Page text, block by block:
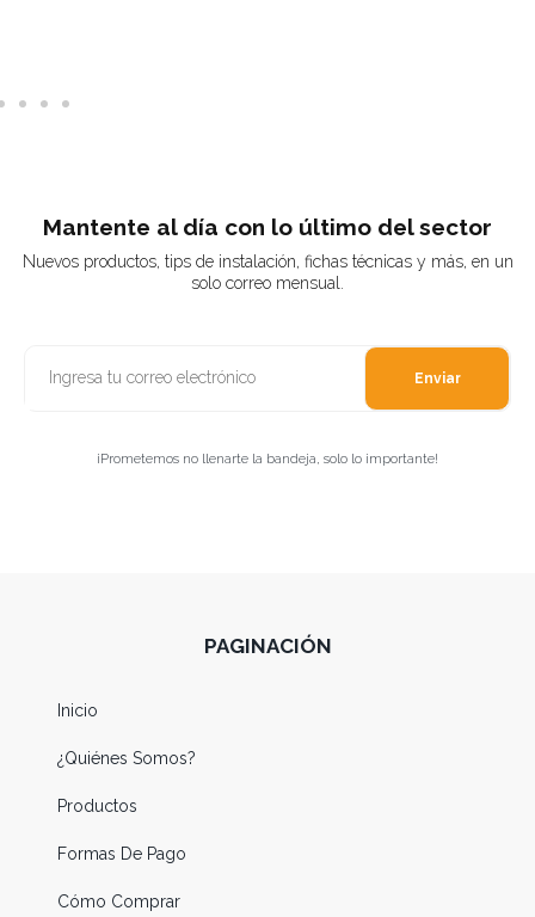
Mantente al día con lo último del sector
Nuevos productos, tips de instalación, fichas técnicas y más, en un
solo correo mensual.
Enviar
¡Prometemos no llenarte la bandeja, solo lo importante!
PAGINACIÓN
Inicio
¿Quiénes Somos?
Productos
Formas De Pago
Cómo Comprar